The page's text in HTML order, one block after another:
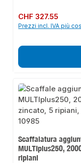
Prezzo normale:
CHF 327.55
Prezzi incl. IVA più
Scaffalatura
MULTIplus250,
ripiani